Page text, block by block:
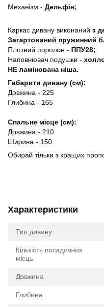
Механізм - Дельфін;
Каркас дивану виконаний з
Загартований пружинний
Плотний поролон - ППУ28;
Наповнювач подушки -
НЕ ламінована ніша.
Габарити дивану (см):
Довжина - 225
Глибина - 165
Спальне місце (см):
Довжина - 210
Ширина - 150
Обирай тільки з кращих
Характеристики
Тип дивану
Кількість посадочних
місць
Довжина
Глибина